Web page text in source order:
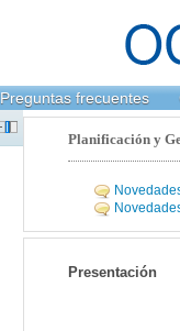
Preguntas frecuentes
Planificación y
Presentación